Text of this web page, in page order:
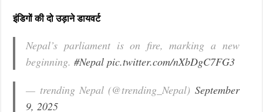
इंडिगों की दो उड़ाने डायवर्ट
Nepal’s parliament is on fire, marking a new
beginning.#Nepal pic.twitter.com/nXbDgC7FG3
— trending Nepal (@trending_Nepal) September
9, 2025